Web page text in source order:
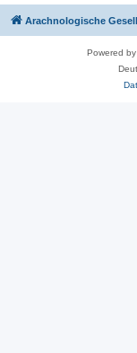
Arachnologische
Powered by